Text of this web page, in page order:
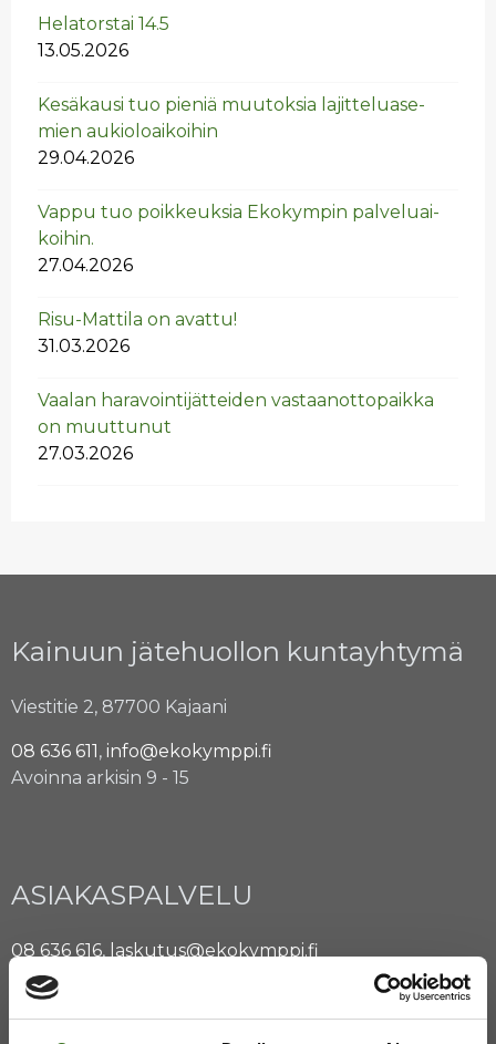
He­la­tors­tai 14.5
13.05.2026
Ke­sä­kausi tuo pie­niä muu­tok­sia la­jit­te­lua­se­
mien au­kio­loai­koi­hin
29.04.2026
Vappu tuo poik­keuk­sia Eko­kym­pin pal­ve­luai­
koi­hin.
27.04.2026
Risu-Mat­ti­la on avat­tu!
31.03.2026
Vaa­lan ha­ra­voin­ti­jät­tei­den vas­taan­ot­to­paik­ka
on muut­tu­nut
27.03.2026
Kainuun jätehuollon kuntayhtymä
Viestitie 2, 87700 Kajaani
08 636 611, info@ekokymppi.fi
Avoinna arkisin 9 - 15
ASIAKASPALVELU
08 636 616, laskutus@ekokymppi.fi
Avoinna arkisin 9 - 17